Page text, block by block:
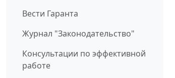
Вести Гаранта
Журнал "Законодательство"
Консультации по эффективной
работе